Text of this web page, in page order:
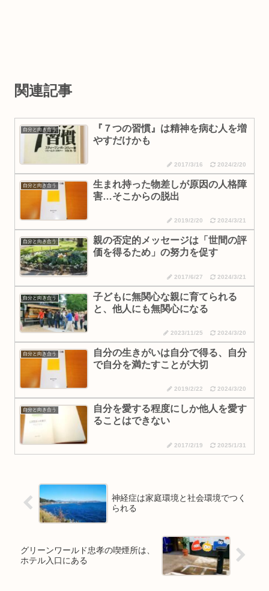
関連記事
自分と向き合う
『７つの習慣』は精神を病む人を増
やすだけかも
2017/3/16 2024/2/20
自分と向き合う
生まれ持った物差しが原因の人格障
害…そこからの脱出
2019/2/20 2024/3/21
自分と向き合う
親の否定的メッセージは「世間の評
価を得るため」の努力を促す
2017/6/27 2024/3/21
自分と向き合う
子どもに無関心な親に育てられる
と、他人にも無関心になる
2023/11/25 2024/3/20
自分と向き合う
自分の生きがいは自分で得る、自分
で自分を満たすことが大切
2019/2/22 2024/3/20
自分と向き合う
自分を愛する程度にしか他人を愛す
ることはできない
2017/2/19 2025/1/31
神経症は家庭環境と社会環境でつく
られる
グリーンワールド忠孝の喫煙所は、
ホテル入口にある